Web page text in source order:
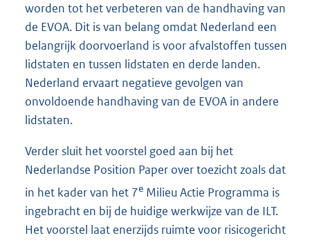
worden tot het verbeteren van de handhaving van
de EVOA. Dit is van belang omdat Nederland een
belangrijk doorvoerland is voor afvalstoffen tussen
lidstaten en tussen lidstaten en derde landen.
Nederland ervaart negatieve gevolgen van
onvoldoende handhaving van de EVOA in andere
lidstaten.
Verder sluit het voorstel goed aan bij het
Nederlandse Position Paper over toezicht zoals dat
in het kader van het 7e Milieu Actie Programma is
ingebracht en bij de huidige werkwijze van de ILT.
Het voorstel laat enerzijds ruimte voor risicogericht